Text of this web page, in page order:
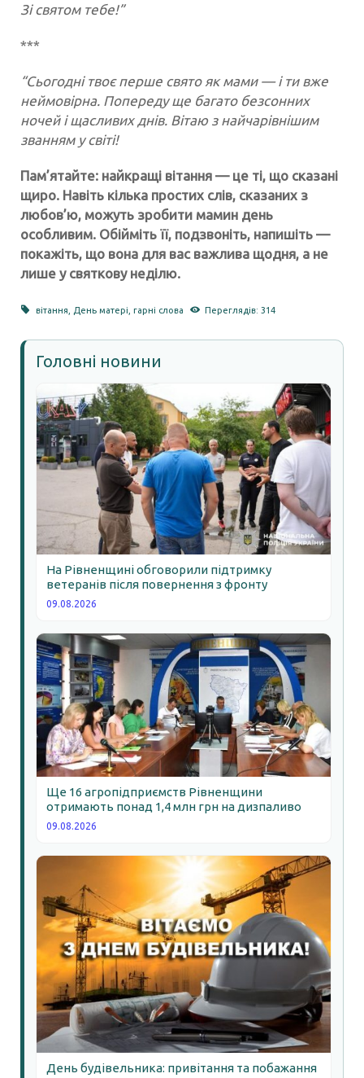
Зі святом тебе!”
***
“Сьогодні твоє перше свято як мами — і ти вже
неймовірна. Попереду ще багато безсонних
ночей і щасливих днів. Вітаю з найчарівнішим
званням у світі!
Пам’ятайте: найкращі вітання — це ті, що сказані
щиро. Навіть кілька простих слів, сказаних з
любов’ю, можуть зробити мамин день
особливим. Обійміть її, подзвоніть, напишіть —
покажіть, що вона для вас важлива щодня, а не
лише у святкову неділю.
вітання День матері ,гарні слова Переглядів: 314
Головні новини
На Рівненщині обговорили підтримку
ветеранів після повернення з фронту
09.08.2026
Ще 16 агропідприємств Рівненщини
отримають понад 1,4 млн грн на дизпаливо
09.08.2026
День будівельника: привітання та побажання